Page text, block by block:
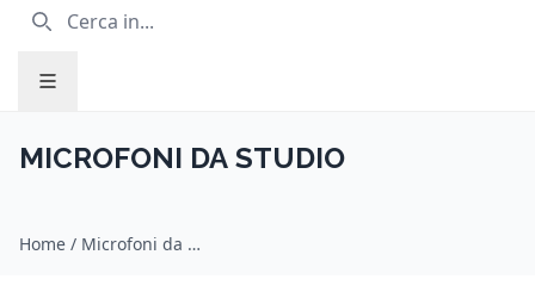
MICROFONI DA STUDIO
Home / Microfoni da studio